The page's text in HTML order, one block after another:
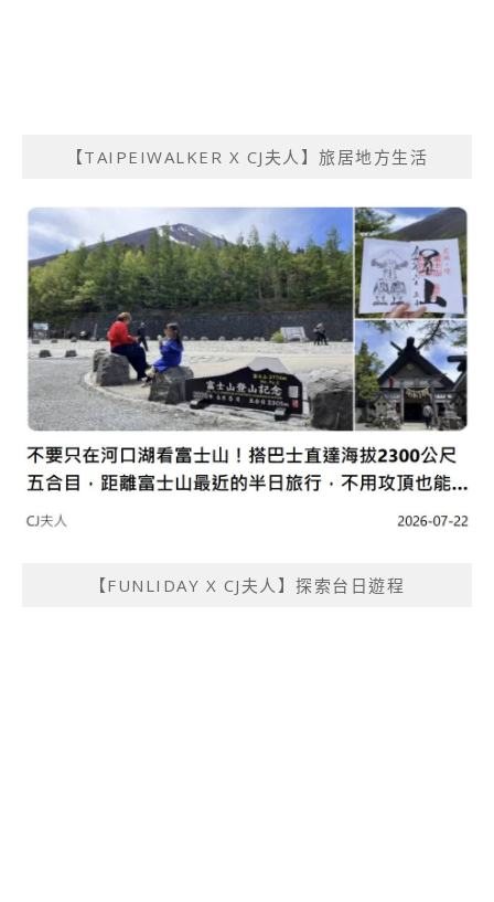
【TAIPEIWALKER X CJ夫人】旅居地方生活
【FUNLIDAY X CJ夫人】探索台日遊程